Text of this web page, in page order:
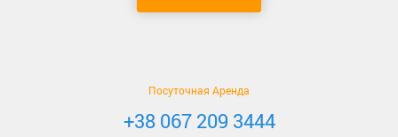
Посуточная Аренда
+38 067 209 3444